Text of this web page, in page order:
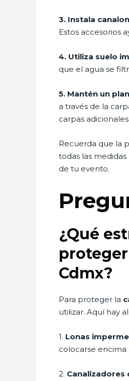
3. Instala
Estos accesorios
4. Utiliza suelo
que el agua se
5. Mantén un
a través de la
carpas
Recuerda que la
todas las
de tu evento.
¿Qué
Cdmx?
Para proteger la
utilizar. Aquí hay
1. Lonas
colocarse
2. Canalizadores